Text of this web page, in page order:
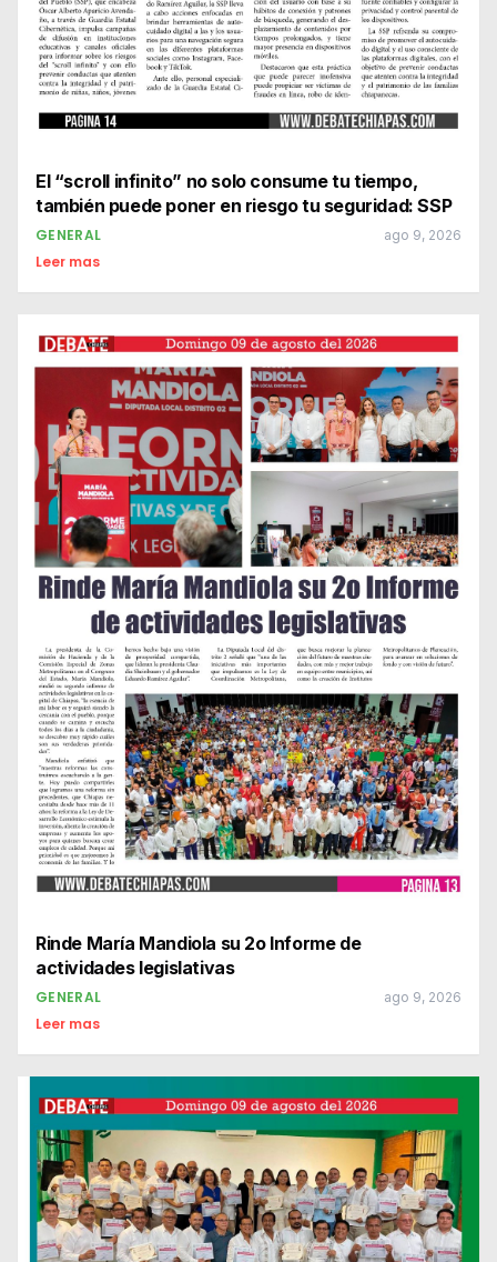
El “scroll infinito” no solo consume tu tiempo,
también puede poner en riesgo tu seguridad: SSP
GENERAL ago 9, 2026
Leer mas
Rinde María Mandiola su 2o Informe de
actividades legislativas
GENERAL ago 9, 2026
Leer mas